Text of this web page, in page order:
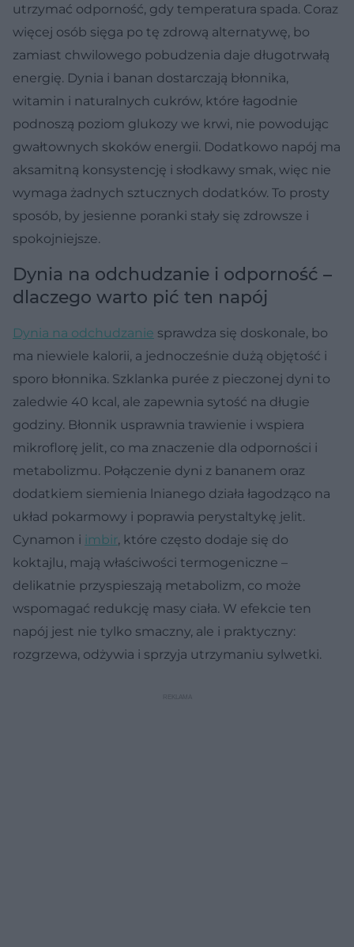
utrzymać odporność, gdy temperatura spada. Coraz
więcej osób sięga po tę zdrową alternatywę, bo
zamiast chwilowego pobudzenia daje długotrwałą
energię. Dynia i banan dostarczają błonnika,
witamin i naturalnych cukrów, które łagodnie
podnoszą poziom glukozy we krwi, nie powodując
gwałtownych skoków energii. Dodatkowo napój ma
aksamitną konsystencję i słodkawy smak, więc nie
wymaga żadnych sztucznych dodatków. To prosty
sposób, by jesienne poranki stały się zdrowsze i
spokojniejsze.
Dynia na odchudzanie i odporność –
dlaczego warto pić ten napój
Dynia na odchudzanie sprawdza się doskonale, bo
ma niewiele kalorii, a jednocześnie dużą objętość i
sporo błonnika. Szklanka purée z pieczonej dyni to
zaledwie 40 kcal, ale zapewnia sytość na długie
godziny. Błonnik usprawnia trawienie i wspiera
mikroflorę jelit, co ma znaczenie dla odporności i
metabolizmu. Połączenie dyni z bananem oraz
dodatkiem siemienia lnianego działa łagodząco na
układ pokarmowy i poprawia perystaltykę jelit.
Cynamon i imbir, które często dodaje się do
koktajlu, mają właściwości termogeniczne –
delikatnie przyspieszają metabolizm, co może
wspomagać redukcję masy ciała. W efekcie ten
napój jest nie tylko smaczny, ale i praktyczny:
rozgrzewa, odżywia i sprzyja utrzymaniu sylwetki.